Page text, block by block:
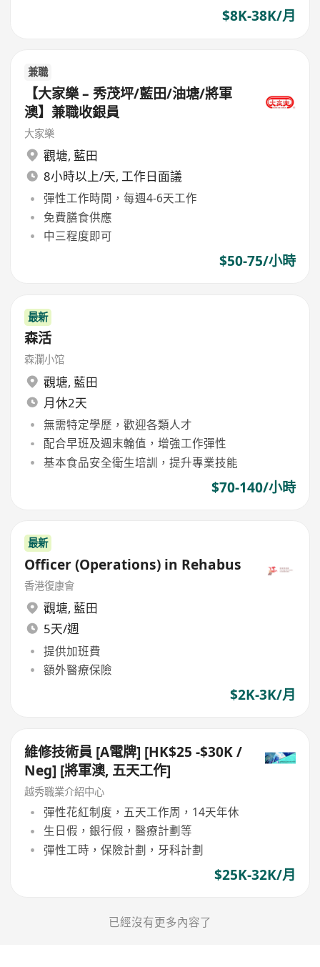
$8K-38K/月
兼職
【大家樂 – 秀茂坪/藍田/油塘/將軍
澳】兼職收銀員
大家樂
觀塘, 藍田
8小時以上/天, 工作日面議
彈性工作時間，每週4-6天工作
免費膳食供應
中三程度即可
$50-75/小時
最新
森活
森瀾小馆
觀塘, 藍田
月休2天
無需特定學歷，歡迎各類人才
配合早班及週末輪值，增強工作彈性
基本食品安全衛生培訓，提升專業技能
$70-140/小時
最新
Officer (Operations) in Rehabus
香港復康會
觀塘, 藍田
5天/週
提供加班費
額外醫療保險
$2K-3K/月
維修技術員 [A電牌] [HK$25 -$30K /
Neg] [將軍澳, 五天工作]
越秀職業介紹中心
彈性花紅制度，五天工作周，14天年休
生日假，銀行假，醫療計劃等
彈性工時，保險計劃，牙科計劃
$25K-32K/月
已經沒有更多內容了